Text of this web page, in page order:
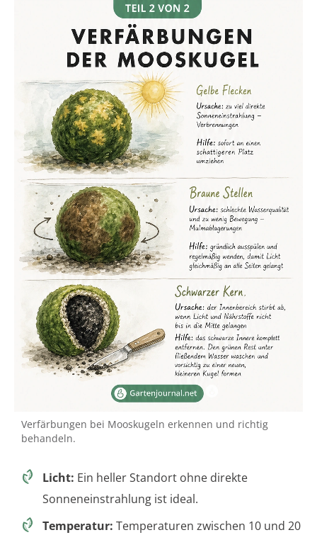
Verfärbungen bei Mooskugeln erkennen und richtig
behandeln.
Licht: Ein heller Standort ohne direkte
Sonneneinstrahlung ist ideal.
Temperatur: Temperaturen zwischen 10 und 20